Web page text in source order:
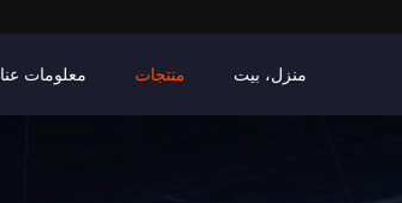
منزل، بيت منتجات معلومات عنا